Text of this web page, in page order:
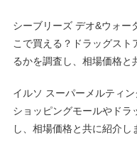
シーブリーズ デオ&ウォー
こで買える？ドラッグス
るかを調査し、相場価格と
イルソ スーパーメルティ
ショッピングモールやドラ
し、相場価格と共に紹介し